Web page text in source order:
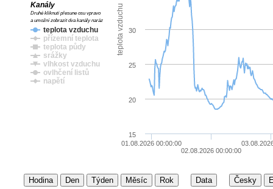
teplota vzduchu
teplota vzduchu
přízemní teplota
teplota půdy
srážky
vlhkost vzduchu
ovlhčení listů
napětí
Kanály
Druhé kliknutí přesune osu vpravo
a umožní zobrazit dva kanály naráz
01.08.2026 00:00:00
02.08.2026 00:00:00
15
20
25
30
Hodina Den Týden Měsíc Rok Data Česky